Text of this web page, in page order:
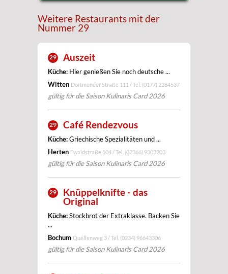
Weitere Restaurants mit der
Nummer 29
29 Auszeit
Küche: Hier genießen Sie noch deutsche ...
Witten Dortmunder Straße 111 / Tel. (0177) 2284537
gültig für die Saison Kulinaris Card 2026
29 Café Rendezvous
Küche:Griechische Spezialitäten und ...
Herten Ewaldstraße 104 / Tel. (02366) 9303203
gültig für die Saison Kulinaris Card 2026
29
Knüppelknifte - das
Original
Küche:Stockbrot der Extraklasse. Backen Sie
...
Bochum Quellenweg 3 / Tel. (0234) 96643306
gültig für die Saison Kulinaris Card 2026